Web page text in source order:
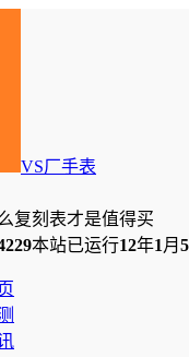
VS厂手表
复刻表才是值得买
本站已运行12年1 月 5